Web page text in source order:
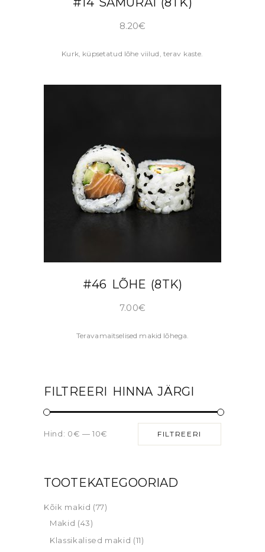
8.20€
Kurk, küpsetatud lõhe viilud, terav kaste.
LISA KORVI
#46 LÕHE (8TK)
7.00€
Teravamaitselised makid lõhega.
FILTREERI HINNA JÄRGI
FILTREERI
Hind: 0€ —10€
TOOTEKATEGOORIAD
Kõik makid (77)
Makid (43)
Klassikalised makid (11)